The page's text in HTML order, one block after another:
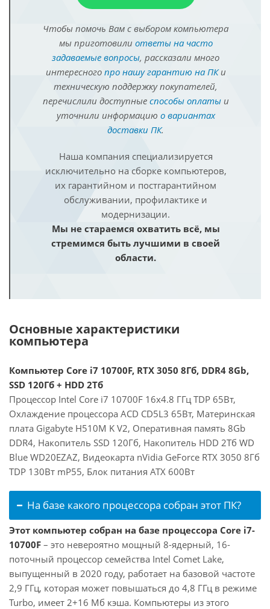
Чтобы помочь Вам с выбором компьютера
мы приготовили ответы на часто
задаваемые вопросы, рассказали много
интересного про нашу гарантию на ПКи
техническую поддержку покупателей,
перечислили доступные способы оплатыи
уточнили информацию о вариантах
доставки ПК.
Наша компания специализируется
исключительно на сборке компьютеров,
их гарантийном и постгарантийном
обслуживании, профилактике и
модернизации.
Мы не стараемся охватить всё, мы
стремимся быть лучшими в своей
области.
Основные характеристики
компьютера
Компьютер Core i7 10700F, RTX 3050 8Гб, DDR4 8Gb,
SSD 120Гб + HDD 2Тб
Процессор Intel Core i7 10700F 16x4.8 ГГц TDP 65Вт,
Охлаждение процессора ACD CD5L3 65Вт, Материнская
плата Gigabyte H510M K V2, Оперативная память 8Gb
DDR4, Накопитель SSD 120Гб, Накопитель HDD 2Тб WD
Blue WD20EZAZ, Видеокарта nVidia GeForce RTX 3050 8Гб
TDP 130Вт mP55, Блок питания ATX 600Вт
На базе какого процессора собран этот ПК?
Этот компьютер собран на базе процессора Core i7-
10700F – это невероятно мощный 8-ядерный, 16-
поточный процессор семейства Intel Comet Lake,
выпущенный в 2020 году, работает на базовой частоте
2,9 ГГц, которая может повышаться до 4,8 ГГц в режиме
Turbo, имеет 2+16 Мб кэша. Компьютеры из этого